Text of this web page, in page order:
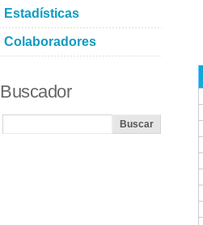
Estadísticas
Colaboradores
Buscador